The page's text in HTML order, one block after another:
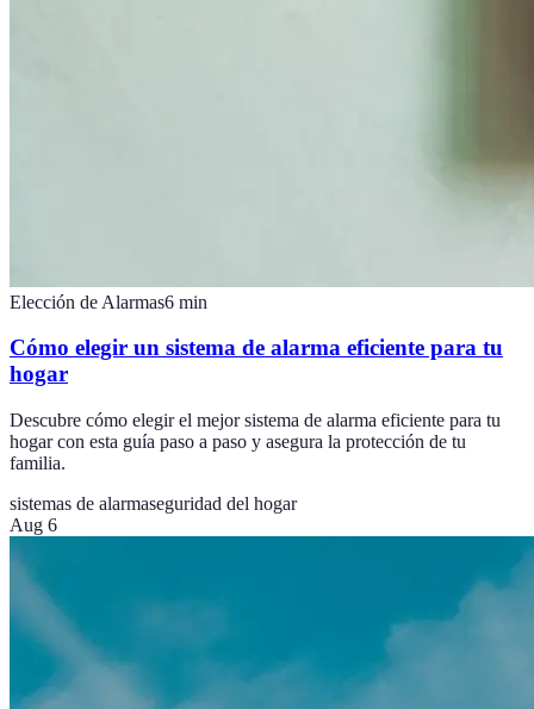
Elección de Alarmas6 min
Cómo elegir un sistema de alarma eficiente para tu
hogar
Descubre cómo elegir el mejor sistema de alarma eficiente para tu
hogar con esta guía paso a paso y asegura la protección de tu
familia.
sistemas de alarmaseguridad del hogar
Aug 6